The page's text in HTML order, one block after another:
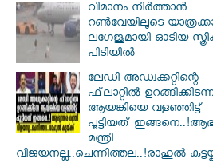
വിമാനം നിര്‍ത്താന്‍
റണ്‍വേയിലൂടെ
ലഗേജുമായി ഓടിയ
പിടിയില്‍
ലേഡി അഡ്വക്കറ്റിന്റെ
ഫ്‌ലാറ്റിൽ
ആയങ്കിയെ വളഞ്ഞിട്ട്
പൂട്ടിയത്
മന്ത്രി
വിജയനല്ല..ചെന്നിത്തല..!രാഹുൽ